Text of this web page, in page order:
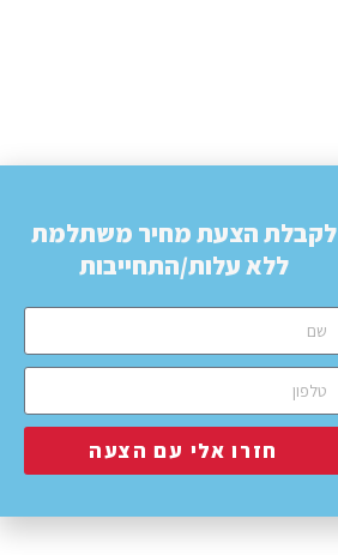
לקבלת הצעת מחיר משתלמת
ללא עלות/התחייבות
חזרו אלי עם הצעה